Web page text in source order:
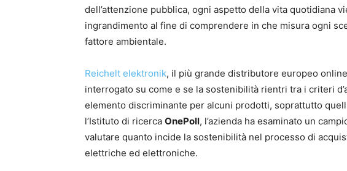
dell’attenzione pubblica, ogni aspetto della vita quotidiana
ingrandimento al fine di comprendere in che misura ogni
fattore ambientale.
Reichelt elektronik, il più grande distributore europeo
interrogato su come e se la sostenibilità rientri tra i criteri
elemento discriminante per alcuni prodotti, soprattutto
l’Istituto di ricerca OnePoll, l’azienda ha esaminato un
valutare quanto incide la sostenibilità nel processo di
elettriche ed elettroniche.